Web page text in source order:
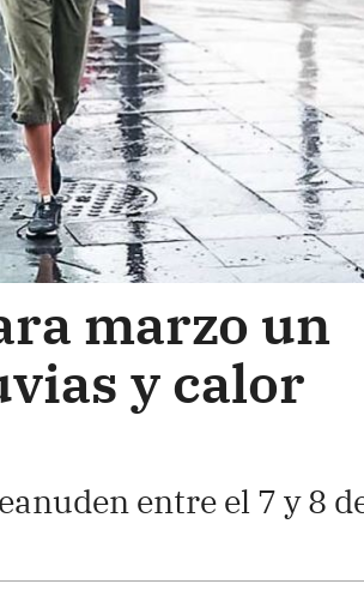
marzo un
y calor
entre el 7 y 8